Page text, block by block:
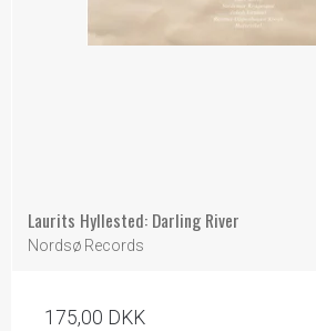
Laurits Hyllested: Darling River
Nordsø Records
175,00 DKK